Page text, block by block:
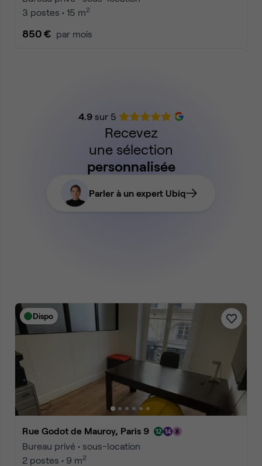
3 postes • 15 m2
850 € par mois
4.9sur 5
Recevez
une sélection
personnalisée
Parler à un expert Ubiq
Dispo
Rue Godot de Mauroy, Paris 9
Bureau privé • sous-location
2 postes • 9 m2